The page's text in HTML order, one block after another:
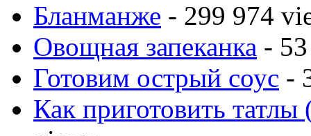
Бланманже - 299 974
Овощная запеканка -
Готовим острый соус -
Как приготовить татлы